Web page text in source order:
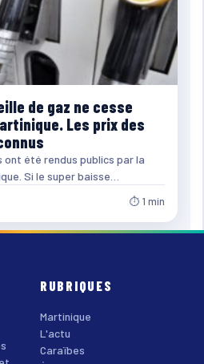
de gaz ne cesse
Les prix des
été rendus publics par la
Si le super baisse…
⏱ 1 min
RUBRIQUES
Martinique
L'actu
Caraïbes